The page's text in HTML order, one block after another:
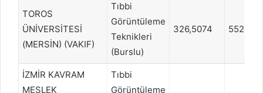
TOROS
ÜNİVERSİTESİ
(MERSİN) (VAKIF)
Tıbbi
Görüntüleme
Teknikleri
(Burslu)
326,5074 552496
İZMİR KAVRAM
MESLEK
Tıbbi
Görüntüleme